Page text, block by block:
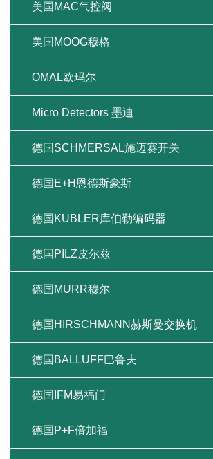
美国MAC气控阀
美国MOOG穆格
OMAL欧玛尔
Micro Detectors 墨迪
德国SCHMERSAL施迈赛开关
德国E+H恩德斯豪斯
德国KUBLER库伯勒编码器
德国PILZ皮尔兹
德国MURR穆尔
德国HIRSCHMANN赫斯曼交换机
德国BALLUFF巴鲁夫
德国IFM易福门
德国P+F倍加福